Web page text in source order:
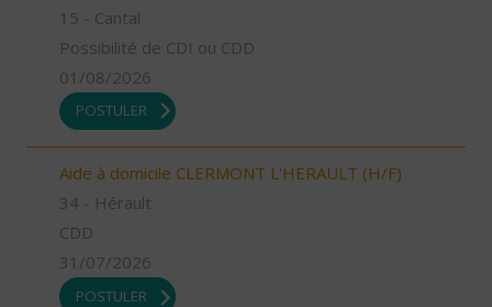
15 - Cantal
Possibilité de CDI ou CDD
01/08/2026
POSTULER
Aide à domicile CLERMONT L'HERAULT (H/F)
34 - Hérault
CDD
31/07/2026
POSTULER